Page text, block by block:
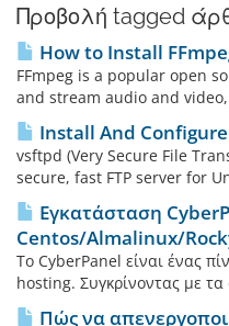
Προβολή tagged
How to Install
FFmpeg is a popular open
and stream audio and
Install And Configure
vsftpd (Very Secure File
secure, fast FTP server for
Εγκατάσταση
Centos/Almalinux/
Το CyberPanel είναι ένας
hosting. Συγκρίνοντας με
Πώς να